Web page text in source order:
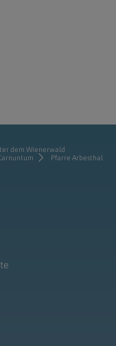
dem Wienerwald
Pfarre Arbesthal